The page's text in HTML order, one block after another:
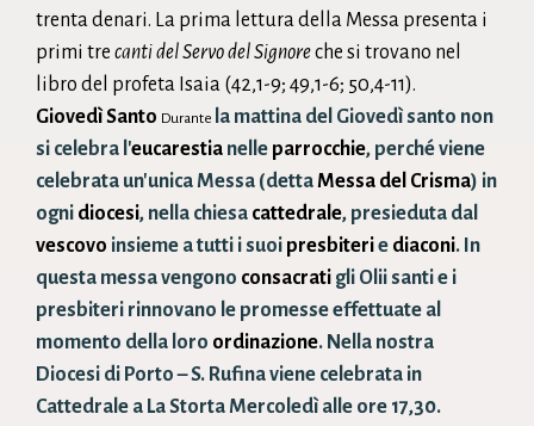
trentadenari. La prima lettura della Messa presenta i
primi tre canti del Servo del Signoreche si trovano nel
libro del profeta Isaia (42,1-9; 49,1-6; 50,4-11).
Giovedì Santo Durante la mattina del Giovedì santo non
si celebra l'eucarestia nelle parrocchie, perché viene
celebrata un'unica Messa (dettaMessa del Crisma) in
ogni diocesi, nella chiesa cattedrale, presieduta dal
vescovo insieme a tutti i suoi presbiterie diaconi. In
questa messa vengono consacrati gli Olii santi e i
presbiteri rinnovano le promesse effettuate al
momento della loro ordinazione. Nella nostra
Diocesi di Porto – S. Rufina viene celebrata in
Cattedrale a La Storta Mercoledì alle ore 17,30.